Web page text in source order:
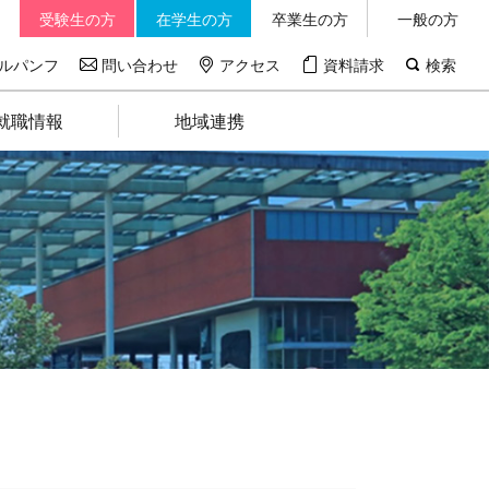
受験生の方 在学生の方 卒業生の方 一般の方
パンフ 問い合わせ アクセス 資料請求 検索
職情報 地域連携